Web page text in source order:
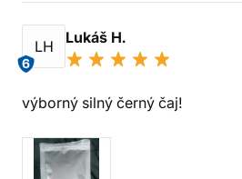
LH
6
Lukáš H.
výborný silný černý čaj!